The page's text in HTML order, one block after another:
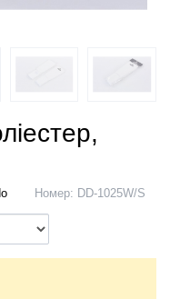
Номер: DD-1025W/S